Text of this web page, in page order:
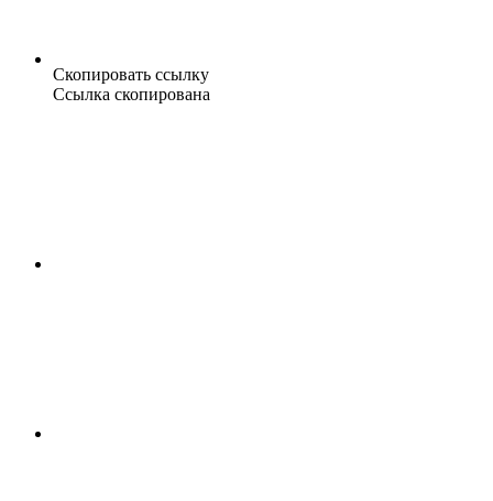
Скопировать ссылку
Ссылка скопирована